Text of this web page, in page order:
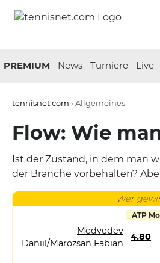
PREMIUM News Turniere Live
tennisnet.com › Allgemeines
Flow: Wie
Ist der Zustand, in dem man
der Branche vorbehalten?
Wer
ATP
Medvedev
Daniil/Marozsan Fabian
4.80